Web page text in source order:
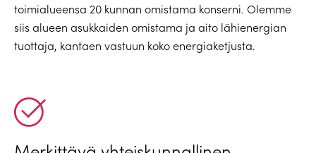
toimialueensa 20 kunnan omistama konserni. Olemme
siis alueen asukkaiden omistama ja aito lähienergian
tuottaja, kantaen vastuun koko energiaketjusta.